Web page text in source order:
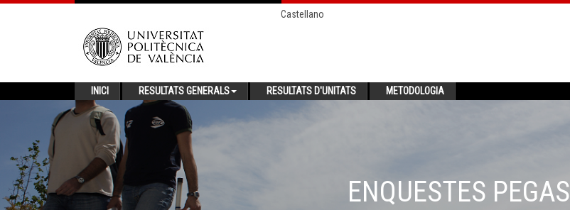
Castellano
INICI RESULTATS GENERALS RESULTATS D'UNITATS METODOLOGIA
ENQUESTES